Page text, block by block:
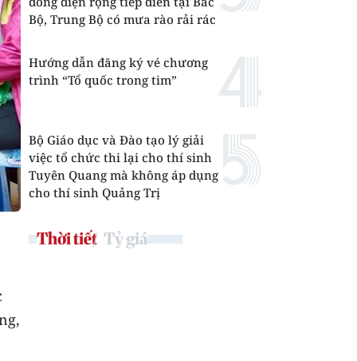
Bộ, Trung Bộ có mưa rào rải rác
Hướng dẫn đăng ký vé chương
trình “Tổ quốc trong tim”
Bộ Giáo dục và Đào tạo lý giải
việc tổ chức thi lại cho thí sinh
Tuyên Quang mà không áp dụng
cho thí sinh Quảng Trị
Thời tiết Tỷ giá